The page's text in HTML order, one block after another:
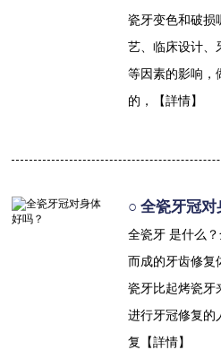
瓷牙变色和破损
艺、临床设计、
等因素的影响，
的，【詳情】
○ 全瓷牙冠对
全瓷牙 是什么
而成的牙齿修复
瓷牙比起烤瓷牙
进行牙冠修复的
复【詳情】